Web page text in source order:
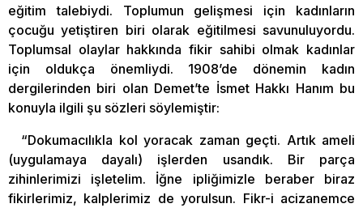
eğitim talebiydi. Toplumun gelişmesi için kadınların
çocuğu yetiştiren biri olarak eğitilmesi savunuluyordu.
Toplumsal olaylar hakkında fikir sahibi olmak kadınlar
için oldukça önemliydi. 1908’de dönemin kadın
dergilerinden biri olan Demet’te İsmet Hakkı Hanım bu
konuyla ilgili şu sözleri söylemiştir:
“Dokumacılıkla kol yoracak zaman geçti. Artık ameli
(uygulamaya dayalı) işlerden usandık. Bir parça
zihinlerimizi işletelim. İğne ipliğimizle beraber biraz
fikirlerimiz, kalplerimiz de yorulsun. Fikr-i acizanemce